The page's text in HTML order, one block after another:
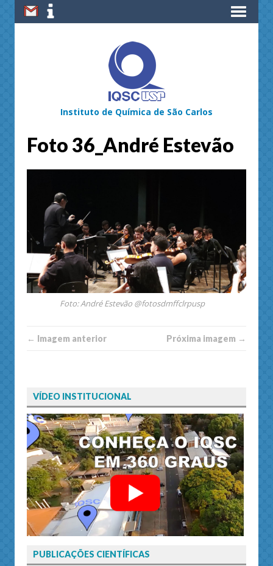
Instituto de Química de São Carlos
Foto 36_André Estevão
Foto: André Estevão @fotosdmffclrpusp
← Imagem anterior Próxima imagem →
VÍDEO INSTITUCIONAL
PUBLICAÇÕES CIENTÍFICAS